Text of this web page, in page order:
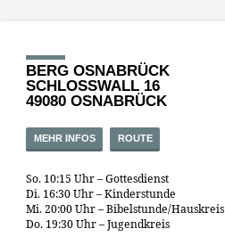
BERG OSNABRÜCK
SCHLOSSWALL 16
49080 OSNABRÜCK
MEHR INFOS ROUTE
So. 10:15 Uhr – Gottesdienst
Di. 16:30 Uhr – Kinderstunde
Mi. 20:00 Uhr – Bibelstunde/Hauskreis
Do. 19:30 Uhr – Jugendkreis